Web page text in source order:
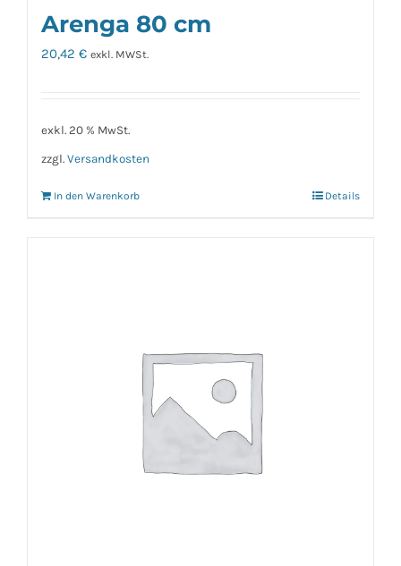
Arenga 80 cm
20,42 € exkl. MWSt.
exkl. 20 % MwSt.
zzgl. Versandkosten
In den Warenkorb Details